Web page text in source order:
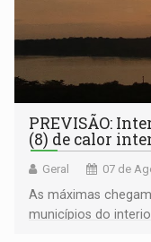
PREVISÃO:
(8) de calor
Geral 07 de
As máximas
municípios do